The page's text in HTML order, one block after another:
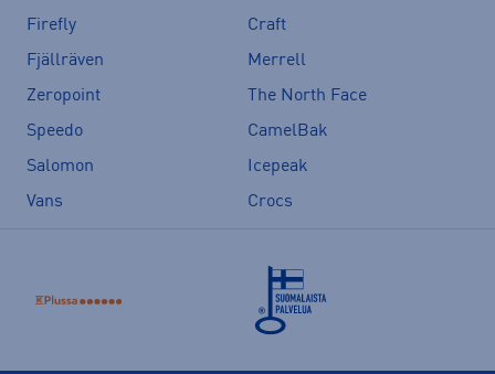
Firefly
Craft
Fjällräven
Merrell
Zeropoint
The North Face
Speedo
CamelBak
Salomon
Icepeak
Vans
Crocs